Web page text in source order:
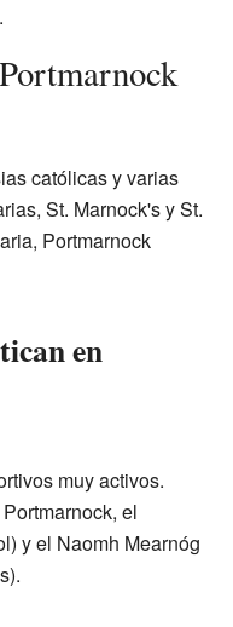
católicas y varias
St. Marnock's y St.
Portmarnock
en
muy activos.
el
y el Naomh Mearnóg